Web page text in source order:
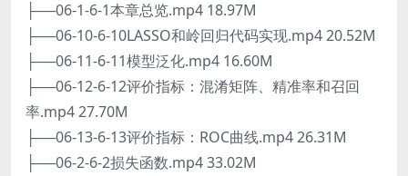
├──06-1-6-1本章总览.mp4 18.97M
├──06-10-6-10LASSO和岭回归代码实现.mp4 20.52M
├──06-11-6-11模型泛化.mp4 16.60M
├──06-12-6-12评价指标：混淆矩阵、精准率和召回
率.mp4 27.70M
├──06-13-6-13评价指标：ROC曲线.mp4 26.31M
├──06-2-6-2损失函数.mp4 33.02M